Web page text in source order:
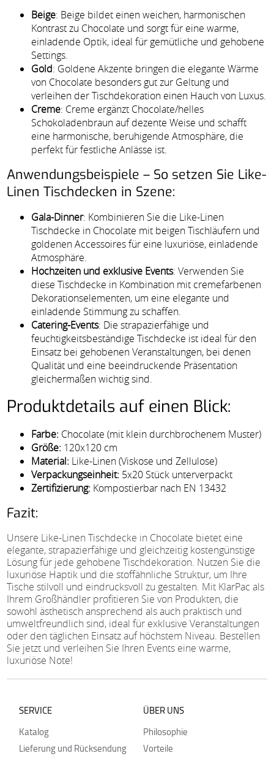
Beige: Beige bildet einen weichen, harmonischen
Kontrast zu Chocolate und sorgt für eine warme,
einladende Optik, ideal für gemütliche und gehobene
Settings.
Gold: Goldene Akzente bringen die elegante Wärme
von Chocolate besonders gut zur Geltung und
verleihen der Tischdekoration einen Hauch von Luxus.
Creme: Creme ergänzt Chocolate/helles
Schokoladenbraun auf dezente Weise und schafft
eine harmonische, beruhigende Atmosphäre, die
perfekt für festliche Anlässe ist.
Anwendungsbeispiele – So setzen Sie Like-
Linen Tischdecken in Szene:
Gala-Dinner: Kombinieren Sie die Like-Linen
Tischdecke in Chocolate mit beigen Tischläufern und
goldenen Accessoires für eine luxuriöse, einladende
Atmosphäre.
Hochzeiten und exklusive Events: Verwenden Sie
diese Tischdecke in Kombination mit cremefarbenen
Dekorationselementen, um eine elegante und
einladende Stimmung zu schaffen.
Catering-Events: Die strapazierfähige und
feuchtigkeitsbeständige Tischdecke ist ideal für den
Einsatz bei gehobenen Veranstaltungen, bei denen
Qualität und eine beeindruckende Präsentation
gleichermaßen wichtig sind.
Produktdetails auf einen Blick:
Farbe: Chocolate (mit klein durchbrochenem Muster)
Größe: 120x120 cm
Material: Like-Linen (Viskose und Zellulose)
Verpackungseinheit: 5x20 Stück unterverpackt
Zertifizierung: Kompostierbar nach EN 13432
Fazit:
Unsere Like-Linen Tischdecke in Chocolate bietet eine
elegante, strapazierfähige und gleichzeitig kostengünstige
Lösung für jede gehobene Tischdekoration. Nutzen Sie die
luxuriöse Haptik und die stoffähnliche Struktur, um Ihre
Tische stilvoll und eindrucksvoll zu gestalten. Mit KlarPac als
Ihrem Großhändler profitieren Sie von Produkten, die
sowohl ästhetisch ansprechend als auch praktisch und
umweltfreundlich sind, ideal für exklusive Veranstaltungen
oder den täglichen Einsatz auf höchstem Niveau. Bestellen
Sie jetzt und verleihen Sie Ihren Events eine warme,
luxuriöse Note!
SERVICE
Katalog
Lieferung und Rücksendung
ÜBER UNS
Philosophie
Vorteile